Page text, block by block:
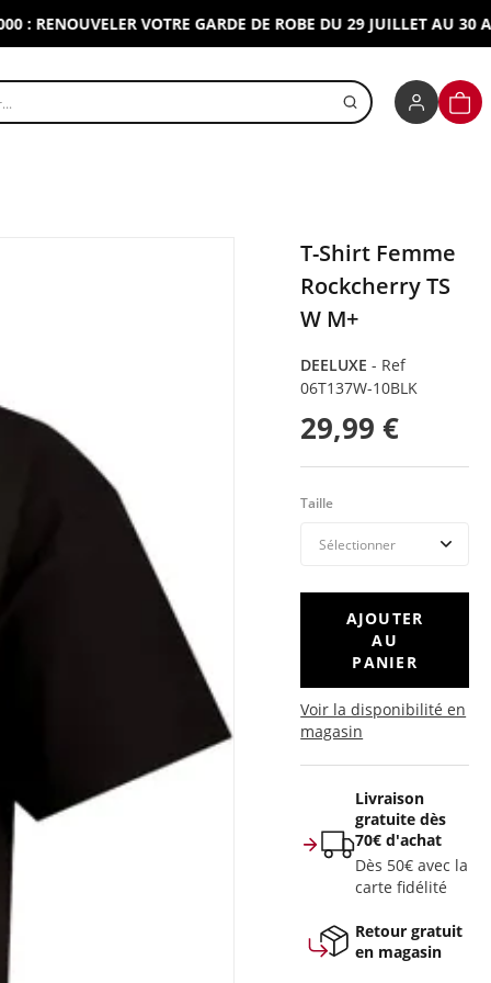
VOTRE GARDE DE ROBE DU 29 JUILLET AU 30
un produit
T-Shirt Femme
Rockcherry TS
W M+
DEELUXE- Ref
06T137W-10BLK
29,99 €
Taille
AJOUTER
AU
PANIER
Voir la disponibilité en
magasin
Livraison
gratuite dès
70€ d'achat
Dès 50€ avec la
carte fidélité
Retour gratuit
en magasin